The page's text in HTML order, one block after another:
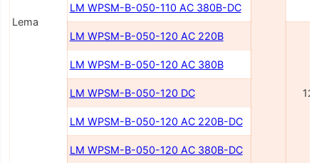
Lema
LM WPSM-B-050-110 AC 380В-DC
LM WPSM-B-050-120 AC 220В
LM WPSM-B-050-120 AC 380В
LM WPSM-B-050-120 DC
LM WPSM-B-050-120 AC 220В-DC
LM WPSM-B-050-120 AC 380В-DC